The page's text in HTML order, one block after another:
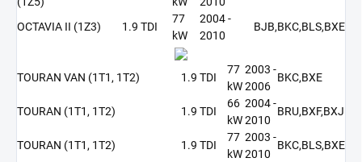
OCTAVIA II (1Z3)
1.9 TDI
77
kW
2004 -
2010
BJB,BKC,BLS,BXE
TOURAN VAN (1T1, 1T2) 1.9 TDI
77
kW
2003 -
2006
BKC,BXE
TOURAN (1T1, 1T2) 1.9 TDI
66
kW
2004 -
2010
BRU,BXF,BXJ
TOURAN (1T1, 1T2) 1.9 TDI
77
kW
2003 -
2010
BKC,BLS,BXE